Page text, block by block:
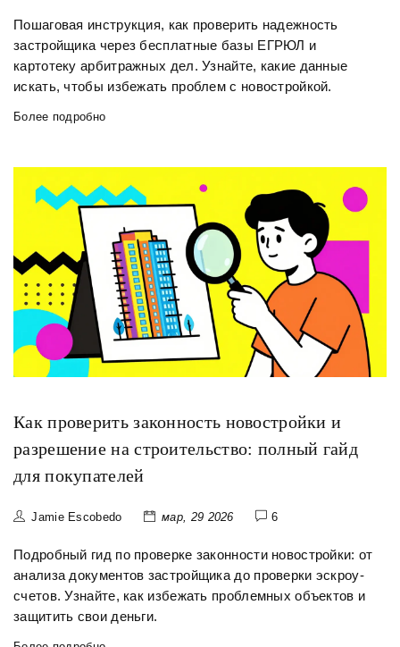
Пошаговая инструкция, как проверить надежность
застройщика через бесплатные базы ЕГРЮЛ и
картотеку арбитражных дел. Узнайте, какие данные
искать, чтобы избежать проблем с новостройкой.
Более подробно
Как проверить законность новостройки и
разрешение на строительство: полный гайд
для покупателей
Jamie Escobedo мар, 29 2026 6
Подробный гид по проверке законности новостройки: от
анализа документов застройщика до проверки эскроу-
счетов. Узнайте, как избежать проблемных объектов и
защитить свои деньги.